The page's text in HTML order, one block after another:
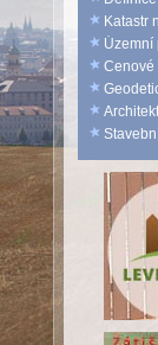
Katastr
Územní
Cenové